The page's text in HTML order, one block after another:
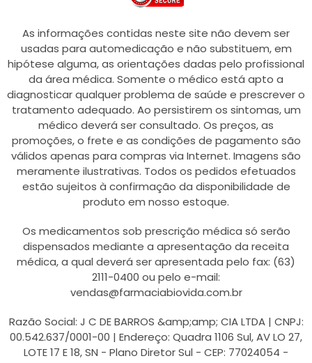
As informações contidas neste site não devem ser
usadas para automedicação e não substituem, em
hipótese alguma, as orientações dadas pelo profissional
da área médica. Somente o médico está apto a
diagnosticar qualquer problema de saúde e prescrever o
tratamento adequado. Ao persistirem os sintomas, um
médico deverá ser consultado. Os preços, as
promoções, o frete e as condições de pagamento são
válidos apenas para compras via Internet. Imagens são
meramente ilustrativas. Todos os pedidos efetuados
estão sujeitos à confirmação da disponibilidade de
produto em nosso estoque.
Os medicamentos sob prescrição médica só serão
dispensados mediante a apresentação da receita
médica, a qual deverá ser apresentada pelo fax: (63)
2111-0400 ou pelo e-mail:
vendas@farmaciabiovida.com.br
Razão Social: J C DE BARROS &amp;amp; CIA LTDA | CNPJ:
00.542.637/0001-00 | Endereço: Quadra 1106 Sul, AV LO 27,
LOTE 17 E 18, SN - Plano Diretor Sul - CEP: 77024054 -